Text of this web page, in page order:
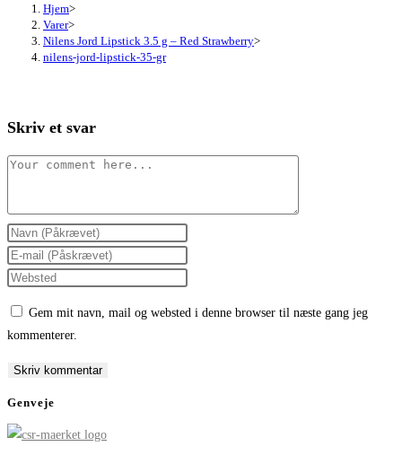
Hjem>
Varer>
Nilens Jord Lipstick 3.5 g – Red Strawberry>
nilens-jord-lipstick-35-gr
Skriv et svar
Comment
Enter
your
name
comment
Enter
your
comment
Enter
(optional)
Gem mit navn, mail og websted i denne browser til næste gang jeg
kommenterer.
Genveje